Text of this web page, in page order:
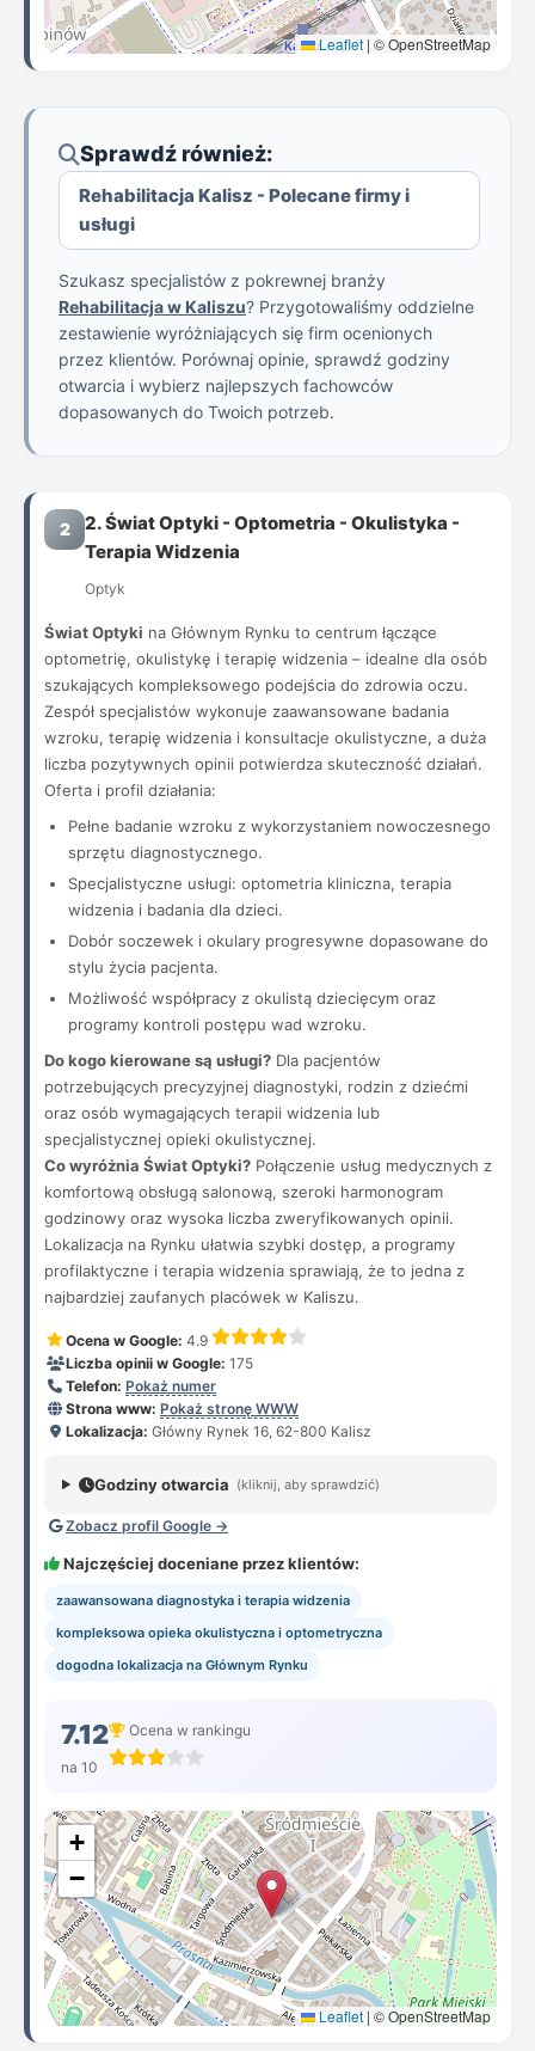
Leaflet | © OpenStreetMap
Sprawdź również:
Rehabilitacja Kalisz - Polecane firmy i
usługi
Szukasz specjalistów z pokrewnej branży
Rehabilitacja w Kaliszu? Przygotowaliśmy oddzielne
zestawienie wyróżniających się firm ocenionych
przez klientów. Porównaj opinie, sprawdź godziny
otwarcia i wybierz najlepszych fachowców
dopasowanych do Twoich potrzeb.
2
2. Świat Optyki - Optometria - Okulistyka -
Terapia Widzenia
Optyk
Świat Optyki na Głównym Rynku to centrum łączące
optometrię, okulistykę i terapię widzenia – idealne dla osób
szukających kompleksowego podejścia do zdrowia oczu.
Zespół specjalistów wykonuje zaawansowane badania
wzroku, terapię widzenia i konsultacje okulistyczne, a duża
liczba pozytywnych opinii potwierdza skuteczność działań.
Oferta i profil działania:
Pełne badanie wzroku z wykorzystaniem nowoczesnego
sprzętu diagnostycznego.
Specjalistyczne usługi: optometria kliniczna, terapia
widzenia i badania dla dzieci.
Dobór soczewek i okulary progresywne dopasowane do
stylu życia pacjenta.
Możliwość współpracy z okulistą dziecięcym oraz
programy kontroli postępu wad wzroku.
Do kogo kierowane są usługi? Dla pacjentów
potrzebujących precyzyjnej diagnostyki, rodzin z dziećmi
oraz osób wymagających terapii widzenia lub
specjalistycznej opieki okulistycznej.
Co wyróżnia Świat Optyki? Połączenie usług medycznych z
komfortową obsługą salonową, szeroki harmonogram
godzinowy oraz wysoka liczba zweryfikowanych opinii.
Lokalizacja na Rynku ułatwia szybki dostęp, a programy
profilaktyczne i terapia widzenia sprawiają, że to jedna z
najbardziej zaufanych placówek w Kaliszu.
Ocena w Google: 4.9
Liczba opinii w Google: 175
Telefon: Pokaż numer
Strona www: Pokaż stronę WWW
Lokalizacja: Główny Rynek 16, 62-800 Kalisz
Godziny otwarcia (kliknij, aby sprawdzić)
Zobacz profil Google →
Najczęściej doceniane przez klientów:
zaawansowana diagnostyka i terapia widzenia
kompleksowa opieka okulistyczna i optometryczna
dogodna lokalizacja na Głównym Rynku
7.12
na 10
Ocena w rankingu
+
−
Leaflet | © OpenStreetMap